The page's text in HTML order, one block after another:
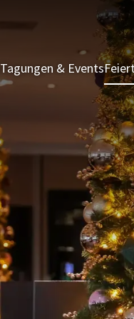
Tagungen & Events